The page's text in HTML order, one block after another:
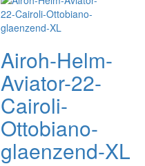
Airoh-Helm-
Aviator-22-
Cairoli-
Ottobiano-
glaenzend-XL